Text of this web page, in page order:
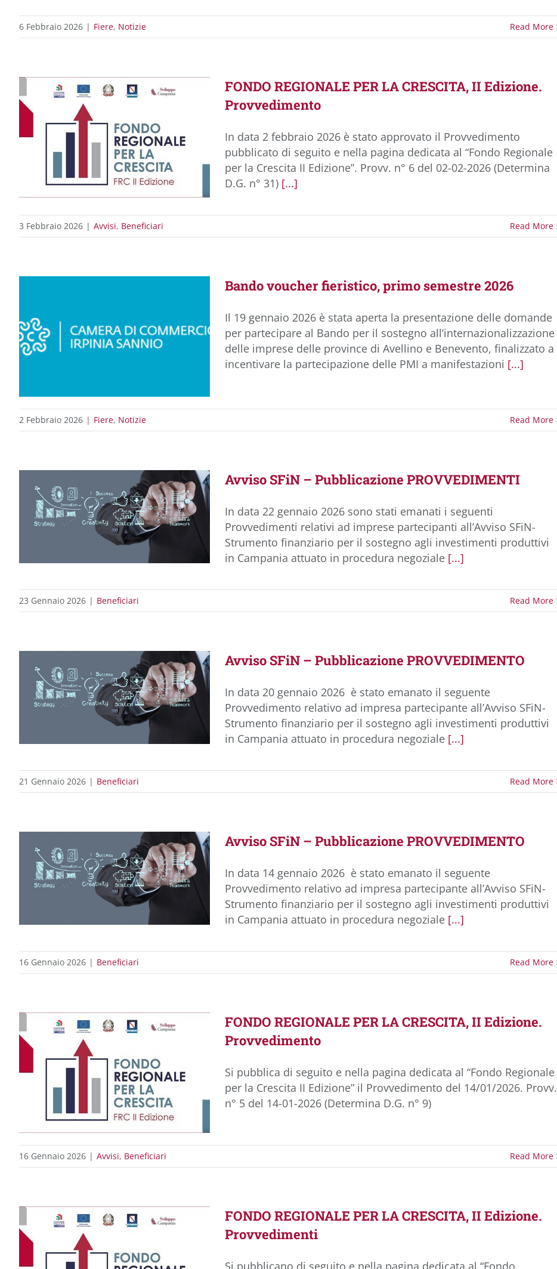
6 Febbraio 2026 | Fiere, Notizie Read More
FONDO REGIONALE PER LA CRESCITA, II Edizione.
Provvedimento
In data 2 febbraio 2026 è stato approvato il Provvedimento
pubblicato di seguito e nella pagina dedicata al “Fondo Regionale
per la Crescita II Edizione”. Provv. n° 6 del 02-02-2026 (Determina
D.G. n° 31) [...]
3 Febbraio 2026 | Avvisi, Beneficiari Read More
Bando voucher fieristico, primo semestre 2026
Il 19 gennaio 2026 è stata aperta la presentazione delle domande
per partecipare al Bando per il sostegno all’internazionalizzazione
delle imprese delle province di Avellino e Benevento, finalizzato a
incentivare la partecipazione delle PMI a manifestazioni [...]
2 Febbraio 2026 | Fiere, Notizie Read More
Avviso SFiN – Pubblicazione PROVVEDIMENTI
In data 22 gennaio 2026 sono stati emanati i seguenti
Provvedimenti relativi ad imprese partecipanti all’Avviso SFiN-
Strumento finanziario per il sostegno agli investimenti produttivi
in Campania attuato in procedura negoziale [...]
23 Gennaio 2026 | Beneficiari Read More
Avviso SFiN – Pubblicazione PROVVEDIMENTO
In data 20 gennaio 2026 è stato emanato il seguente
Provvedimento relativo ad impresa partecipante all’Avviso SFiN-
Strumento finanziario per il sostegno agli investimenti produttivi
in Campania attuato in procedura negoziale [...]
21 Gennaio 2026 | Beneficiari Read More
Avviso SFiN – Pubblicazione PROVVEDIMENTO
In data 14 gennaio 2026 è stato emanato il seguente
Provvedimento relativo ad impresa partecipante all’Avviso SFiN-
Strumento finanziario per il sostegno agli investimenti produttivi
in Campania attuato in procedura negoziale [...]
16 Gennaio 2026 | Beneficiari Read More
FONDO REGIONALE PER LA CRESCITA, II Edizione.
Provvedimento
Si pubblica di seguito e nella pagina dedicata al “Fondo Regionale
per la Crescita II Edizione” il Provvedimento del 14/01/2026. Provv.
n° 5 del 14-01-2026 (Determina D.G. n° 9)
16 Gennaio 2026 | Avvisi, Beneficiari Read More
FONDO REGIONALE PER LA CRESCITA, II Edizione.
Provvedimenti
Si pubblicano di seguito e nella pagina dedicata al “Fondo